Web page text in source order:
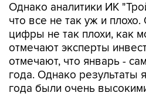
Однако аналитики ИК
что все не так уж и
цифры не так плохи, как
отмечают эксперты
отмечают, что январь -
года. Однако результаты
года были очень